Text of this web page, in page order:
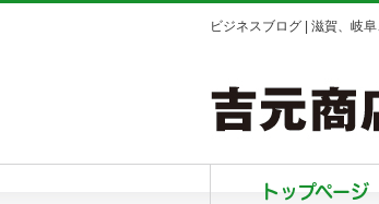
ビジネスブログ | 滋賀、岐
トップページ